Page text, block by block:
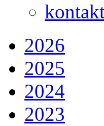
2026
2025
2024
2023